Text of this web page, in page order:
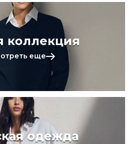
коллекция
еще
одежда